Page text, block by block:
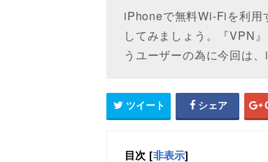
iPhoneで無料Wi-Fiを利用
してみましょう。『VPN
うユーザーの為に今回は
ツイート シェア
目次 [非表示]